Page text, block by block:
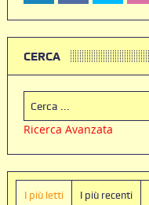
CERCA
Ricerca Avanzata
I più letti I più recenti